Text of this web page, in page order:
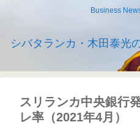
Business
シバタランカ・木田泰光
スリランカ中央銀行
レ率（2021年4月）